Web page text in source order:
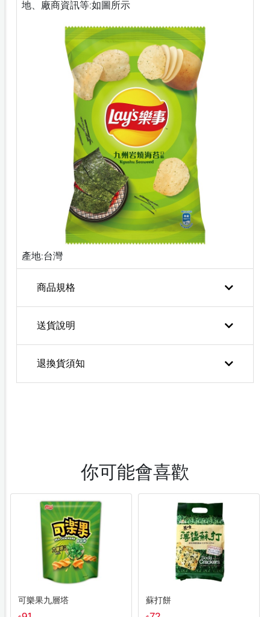
地、廠商資訊等:如圖所示
產地:台灣
商品規格
送貨說明
退換貨須知
你可能會喜歡
可樂果九層塔 蘇打餅